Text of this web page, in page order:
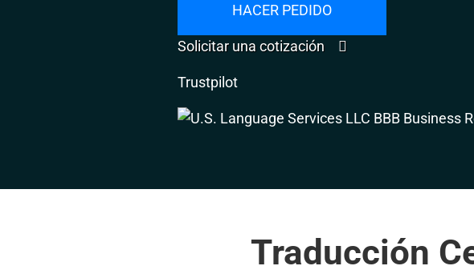
HACER PEDIDO
Solicitar una cotización
Trustpilot
Traducción